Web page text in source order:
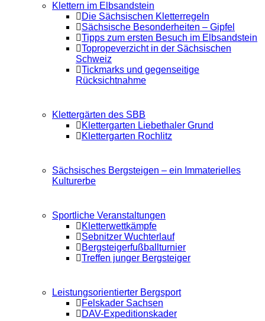
Klettern im Elbsandstein
Die Sächsischen Kletterregeln
Sächsische Besonderheiten – Gipfel
Tipps zum ersten Besuch im Elbsandstein
Topropeverzicht in der Sächsischen
Schweiz
Tickmarks und gegenseitige
Rücksichtnahme
Klettergärten des SBB
Klettergarten Liebethaler Grund
Klettergarten Rochlitz
Sächsisches Bergsteigen – ein Immaterielles
Kulturerbe
Sportliche Veranstaltungen
Kletterwettkämpfe
Sebnitzer Wuchterlauf
Bergsteigerfußballturnier
Treffen junger Bergsteiger
Leistungsorientierter Bergsport
Felskader Sachsen
DAV-Expeditionskader